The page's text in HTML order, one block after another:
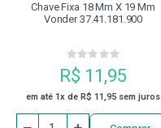
Chave Fixa 18 Mm X 19 Mm
Vonder 37.41.181.900
R$ 11,95
em até 1x de R$ 11,95 sem juros